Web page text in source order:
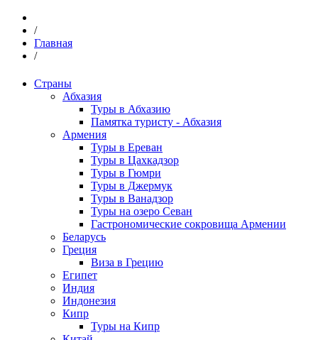
/
Главная
/
Страны
Абхазия
Туры в Абхазию
Памятка туристу - Абхазия
Армения
Туры в Ереван
Туры в Цахкадзор
Туры в Гюмри
Туры в Джермук
Туры в Ванадзор
Туры на озеро Севан
Гастрономические сокровища Армении
Беларусь
Греция
Виза в Грецию
Египет
Индия
Индонезия
Кипр
Туры на Кипр